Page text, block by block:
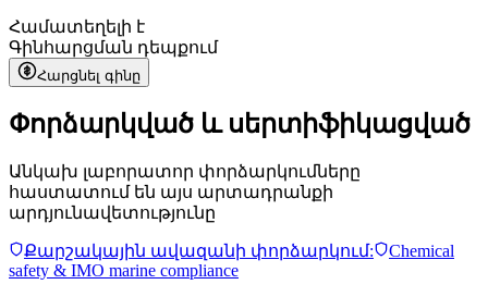
Համատեղելի է
Գին հարցման դեպքում
Հարցնել գինը
Փորձարկված և սերտիֆիկացված
Անկախ լաբորատոր փորձարկումները
հաստատում են այս արտադրանքի
արդյունավետությունը
Քարշակային ավազանի փորձարկում:
Chemical
safety & IMO marine compliance